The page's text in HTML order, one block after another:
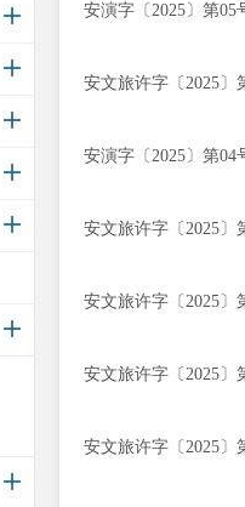
安演字〔2025〕第05
安文旅许字〔2025〕
安演字〔2025〕第04
安文旅许字〔2025〕
安文旅许字〔2025〕
安文旅许字〔2025〕
安文旅许字〔2025〕